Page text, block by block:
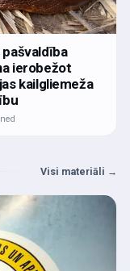
pašvaldība
ierobežot
kailgliemeža
Visi materiāli →